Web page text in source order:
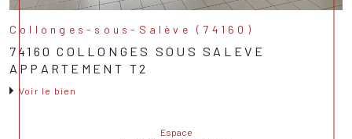
Collonges-sous-Salève (74160)
74160 COLLONGES SOUS SALEVE
APPARTEMENT T2
Voir le bien
Espace